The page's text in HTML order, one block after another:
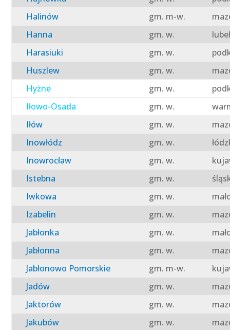
Halinów
gm. m-w.
Hanna
gm. w.
Harasiuki
gm. w.
Huszlew
gm. w.
Hyżne
gm. w.
Iłowo-Osada
gm. w.
Iłów
gm. w.
Inowłódz
gm. w.
Inowrocław
gm. w.
Istebna
gm. w.
Iwkowa
gm. w.
Izabelin
gm. w.
Jabłonka
gm. w.
Jabłonna
gm. w.
Jabłonowo Pomorskie
gm. m-w.
Jadów
gm. w.
Jaktorów
gm. w.
Jakubów
gm. w.